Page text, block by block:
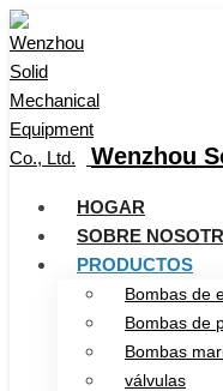
Wenzhou
HOGAR
SOBRE
PRODUCTOS
Bombas de
Bombas de
Bombas
válvulas